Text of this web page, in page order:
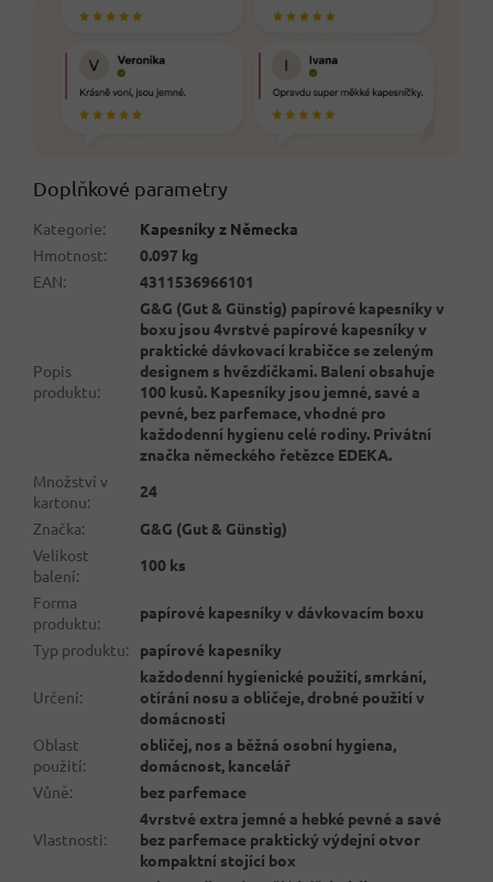
Doplňkové parametry
Kategorie:
Kapesníky z Německa
Hmotnost:
0.097 kg
EAN: 4311536966101
Popis
produktu:
G&G (Gut & Günstig) papírové kapesníky v
boxu jsou 4vrstvé papírové kapesníky v
praktické dávkovací krabičce se zeleným
designem s hvězdičkami. Balení obsahuje
100 kusů. Kapesníky jsou jemné, savé a
pevné, bez parfemace, vhodné pro
každodenní hygienu celé rodiny. Privátní
značka německého řetězce EDEKA.
Množství v
kartonu:
24
Značka:
G&G (Gut & Günstig)
Velikost
balení:
100 ks
Forma
produktu:
papírové kapesníky v dávkovacím boxu
Typ produktu: papírové kapesníky
Určení:
každodenní hygienické použití, smrkání,
otírání nosu a obličeje, drobné použití v
domácnosti
Oblast
použití:
obličej, nos a běžná osobní hygiena,
domácnost, kancelář
Vůně: bez parfemace
Vlastnosti:
4vrstvé extra jemné a hebké pevné a savé
bez parfemace praktický výdejní otvor
kompaktní stojící box